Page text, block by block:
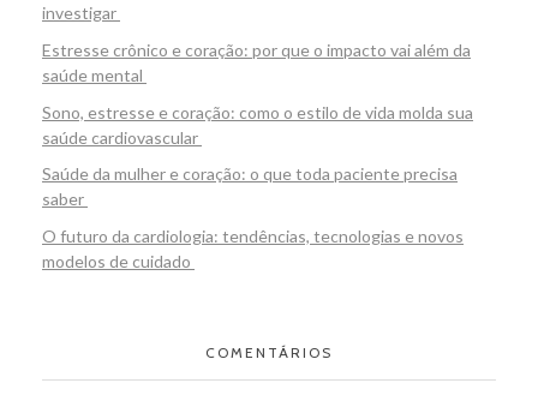
investigar
Estresse crônico e coração: por que o impacto vai além da
saúde mental
Sono, estresse e coração: como o estilo de vida molda sua
saúde cardiovascular
Saúde da mulher e coração: o que toda paciente precisa
saber
O futuro da cardiologia: tendências, tecnologias e novos
modelos de cuidado
COMENTÁRIOS